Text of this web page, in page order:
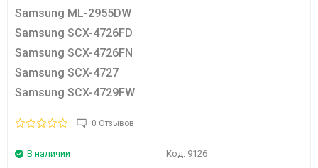
Samsung ML-2955DW
Samsung SCX-4726FD
Samsung SCX-4726FN
Samsung SCX-4727
Samsung SCX-4729FW
0 Отзывов
В наличии Код: 9126